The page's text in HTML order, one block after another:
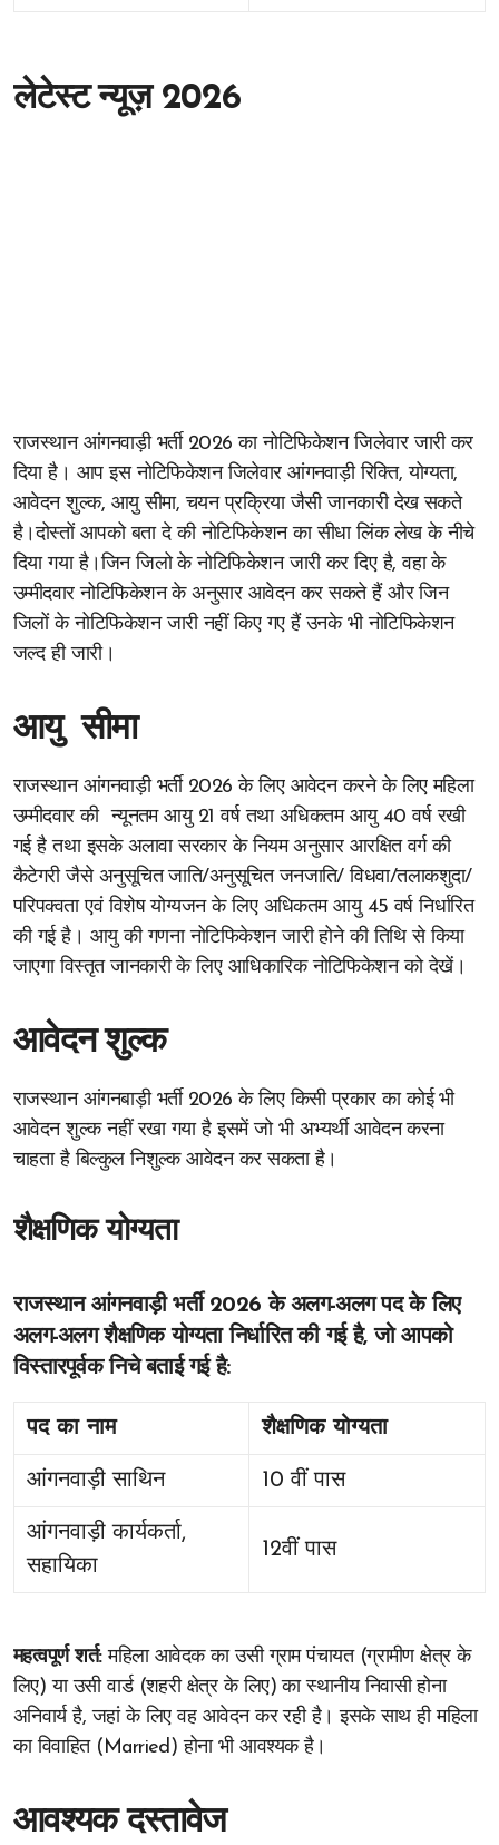
लेटेस्ट न्यूज़ 2026
राजस्थान आंगनवाड़ी भर्ती 2026 का नोटिफिकेशन जिलेवार जारी कर
दिया है। आप इस नोटिफिकेशन जिलेवार आंगनवाड़ी रिक्ति, योग्यता,
आवेदन शुल्क, आयु सीमा, चयन प्रक्रिया जैसी जानकारी देख सकते
है।दोस्तों आपको बता दे की नोटिफिकेशन का सीधा लिंक लेख के नीचे
दिया गया है।जिन जिलो के नोटिफिकेशन जारी कर दिए है, वहा के
उम्मीदवार नोटिफिकेशन के अनुसार आवेदन कर सकते हैं और जिन
जिलों के नोटिफिकेशन जारी नहीं किए गए हैं उनके भी नोटिफिकेशन
जल्द ही जारी।
आयु सीमा
राजस्थान आंगनवाड़ी भर्ती 2026 के लिए आवेदन करने के लिए महिला
उम्मीदवार की न्यूनतम आयु 21 वर्ष तथा अधिकतम आयु 40 वर्ष रखी
गई है तथा इसके अलावा सरकार के नियम अनुसार आरक्षित वर्ग की
कैटेगरी जैसे अनुसूचित जाति/अनुसूचित जनजाति/ विधवा/तलाकशुदा/
परिपक्वता एवं विशेष योग्यजन के लिए अधिकतम आयु 45 वर्ष निर्धारित
की गई है। आयु की गणना नोटिफिकेशन जारी होने की तिथि से किया
जाएगा विस्तृत जानकारी के लिए आधिकारिक नोटिफिकेशन को देखें।
आवेदन शुल्क
राजस्थान आंगनबाड़ी भर्ती 2026 के लिए किसी प्रकार का कोई भी
आवेदन शुल्क नहीं रखा गया है इसमें जो भी अभ्यर्थी आवेदन करना
चाहता है बिल्कुल निशुल्क आवेदन कर सकता है।
शैक्षणिक योग्यता
राजस्थान आंगनवाड़ी भर्ती 2026 के अलग-अलग पद के लिए
अलग-अलग शैक्षणिक योग्यता निर्धारित की गई है, जो आपको
विस्तारपूर्वक निचे बताई गई है:
पद का नाम शैक्षणिक योग्यता
आंगनवाड़ी साथिन 10 वीं पास
आंगनवाड़ी कार्यकर्ता,
सहायिका
12वीं पास
महत्वपूर्ण शर्त:महिला आवेदक का उसी ग्राम पंचायत (ग्रामीण क्षेत्र के
लिए) या उसी वार्ड (शहरी क्षेत्र के लिए) का स्थानीय निवासी होना
अनिवार्य है, जहां के लिए वह आवेदन कर रही है। इसके साथ ही महिला
का विवाहित (Married) होना भी आवश्यक है।
आवश्यक दस्तावेज